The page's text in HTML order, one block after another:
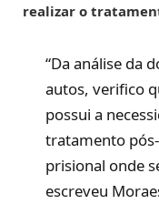
realizar o
“Da análise da
autos, verifico
possui a
tratamento
prisional onde
escreveu